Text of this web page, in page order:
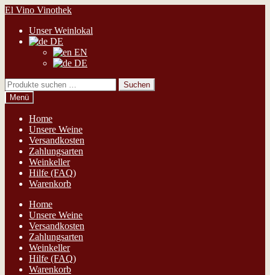
Zur
springen
Zum
springen
El Vino Vinothek
Unser Weinlokal
DE
EN
DE
Suchen
nach:
Suchen
Menü
Home
Unsere Weine
Versandkosten
Zahlungsarten
Weinkeller
Hilfe (FAQ)
Warenkorb
Home
Unsere Weine
Versandkosten
Zahlungsarten
Weinkeller
Hilfe (FAQ)
Warenkorb